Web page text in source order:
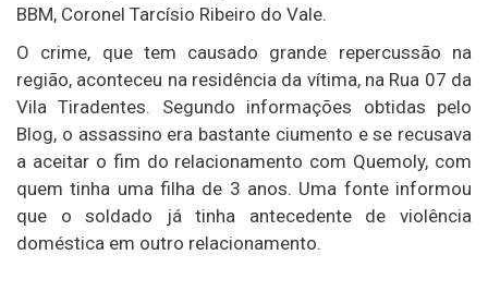
BBM, Coronel Tarcísio Ribeiro do Vale.
O crime, que tem causado grande repercussão na
região, aconteceu na residência da vítima, na Rua 07 da
Vila Tiradentes. Segundo informações obtidas pelo
Blog, o assassino era bastante ciumento e se recusava
a aceitar o fim do relacionamento com Quemoly, com
quem tinha uma filha de 3 anos. Uma fonte informou
que o soldado já tinha antecedente de violência
doméstica em outro relacionamento.